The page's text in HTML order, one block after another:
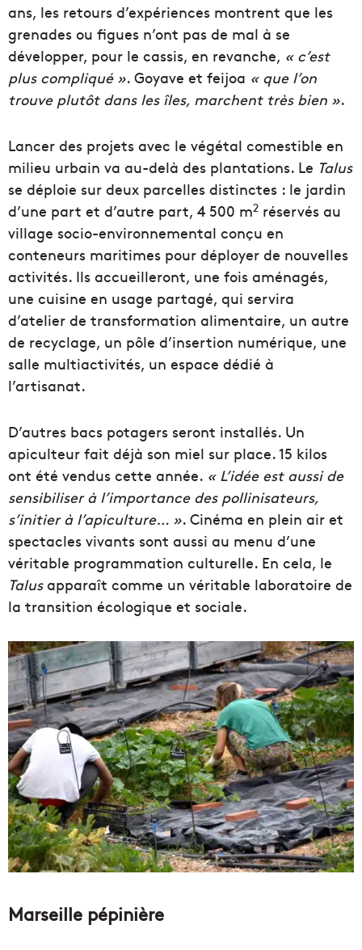
ans, les retours d’expériences montrent que les
grenades ou figues n’ont pas de mal à se
développer, pour le cassis, en revanche, « c’est
plus compliqué ». Goyave et feijoa « que l’on
trouve plutôt dans les îles, marchent très bien ».
Lancer des projets avec le végétal comestible en
milieu urbain va au-delà des plantations. Le Talus
se déploie sur deux parcelles distinctes : le jardin
d’une part et d’autre part, 4 500 m2 réservés au
village socio-environnemental conçu en
conteneurs maritimes pour déployer de nouvelles
activités. Ils accueilleront, une fois aménagés,
une cuisine en usage partagé, qui servira
d’atelier de transformation alimentaire, un autre
de recyclage, un pôle d’insertion numérique, une
salle multiactivités, un espace dédié à
l’artisanat.
D’autres bacs potagers seront installés. Un
apiculteur fait déjà son miel sur place. 15 kilos
ont été vendus cette année. « L’idée est aussi de
sensibiliser à l’importance des pollinisateurs,
s’initier à l’apiculture… ». Cinéma en plein air et
spectacles vivants sont aussi au menu d’une
véritable programmation culturelle. En cela, le
Talusapparaît comme un véritable laboratoire de
la transition écologique et sociale.
Marseille pépinière